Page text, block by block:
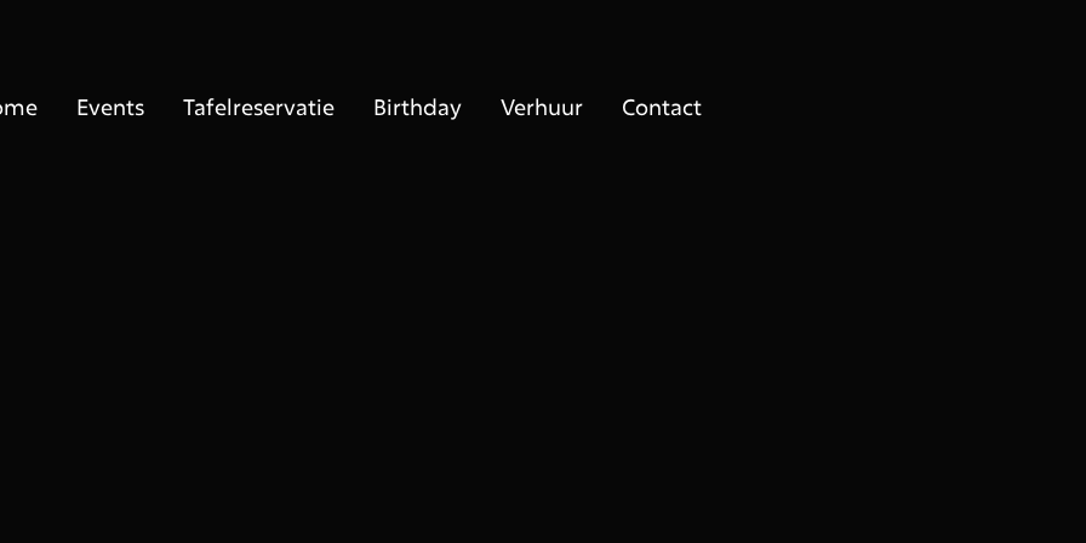
Events Tafelreservatie Birthday Verhuur Contact